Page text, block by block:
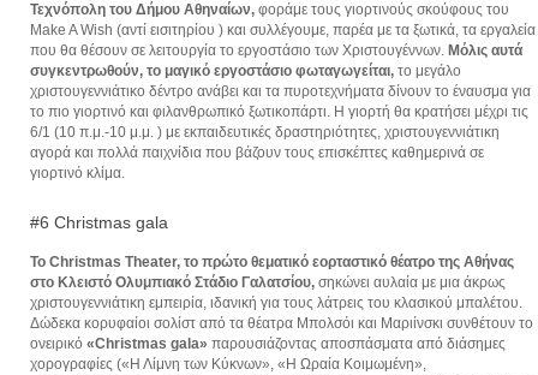
Τεχνόπολη του Δήμου Αθηναίων, φοράμε τους γιορτινούς σκούφους του
Make A Wish (αντί εισιτηρίου ) και συλλέγουμε, παρέα με τα ξωτικά, τα εργαλεία
που θα θέσουν σε λειτουργία το εργοστάσιο των Χριστουγέννων. Μόλις αυτά
συγκεντρωθούν, το μαγικό εργοστάσιο φωταγωγείται, το μεγάλο
χριστουγεννιάτικο δέντρο ανάβει και τα πυροτεχνήματα δίνουν το έναυσμα για
το πιο γιορτινό και φιλανθρωπικό ξωτικοπάρτι. Η γιορτή θα κρατήσει μέχρι τις
6/1 (10 π.μ.-10 μ.μ. ) με εκπαιδευτικές δραστηριότητες, χριστουγεννιάτικη
αγορά και πολλά παιχνίδια που βάζουν τους επισκέπτες καθημερινά σε
γιορτινό κλίμα.
#6 Christmas gala
Το Christmas Theater, το πρώτο θεματικό εορταστικό θέατρο της Αθήνας
στο Κλειστό Ολυμπιακό Στάδιο Γαλατσίου, σηκώνει αυλαία με μια άκρως
χριστουγεννιάτικη εμπειρία, ιδανική για τους λάτρεις του κλασικού μπαλέτου.
Δώδεκα κορυφαίοι σολίστ από τα θέατρα Μπολσόι και Μαριίνσκι συνθέτουν το
ονειρικό «Christmas gala» παρουσιάζοντας αποσπάσματα από διάσημες
χορογραφίες («Η Λίμνη των Κύκνων», «Η Ωραία Κοιμωμένη»,